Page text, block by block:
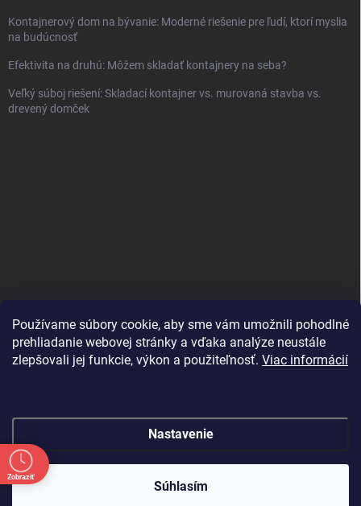
Používame súbory cookie, aby sme vám umožnili pohodlné
prehliadanie webovej stránky a vďaka analýze neustále
zlepšovali jej funkcie, výkon a použiteľnosť. Viac informácií
Nastavenie
Súhlasím
Kontajnerový dom na bývanie: Moderné riešenie pre ľudí, ktorí myslia
na budúcnosť
Efektivita na druhú: Môžem skladať kontajnery na seba?
Veľký súboj riešení: Skladací kontajner vs. murovaná stavba vs.
drevený domček
Copyright 2026shopJK.sk. Všetky práva vyhradené.Upraviť nastavenie
cookies
Zobraziť